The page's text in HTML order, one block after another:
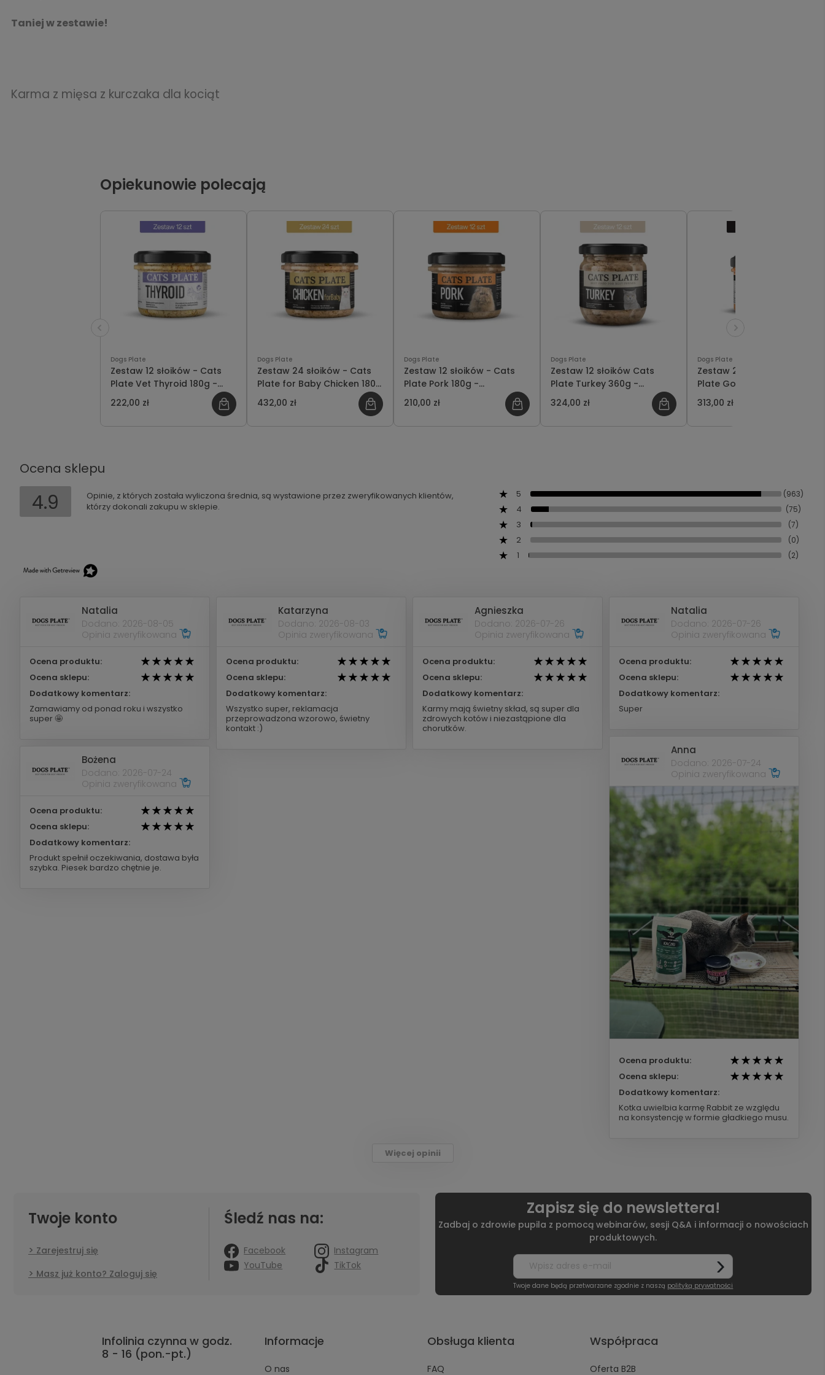
Taniej w zestawie!
Karma z mięsa z kurczaka dla kociąt
Opiekunowie polecają
Dogs Plate
Zestaw 12 słoików - Cats
Plate Vet Thyroid 180g -
oszczędzasz 12 PLN
222,00 zł
Dogs Plate
Zestaw 24 słoików - Cats
Plate for Baby Chicken 180g
- oszczędzasz 48 PLN
432,00 zł
Dogs Plate
Zestaw 12 słoików - Cats
Plate Pork 180g -
oszczędzasz 12 PLN
210,00 zł
Dogs Plate
Zestaw 12 słoików Cats
Plate Turkey 360g -
oszczędzasz 18 PLN
324,00 zł
Dogs Plate
Zestaw 24 słoików - Cats
Plate Goose Mousse 100g -
oszczędzasz 35 PLN
313,00 zł
Ocena sklepu
4.9
Opinie, z których została wyliczona średnia, są wystawione przez zweryfikowanych klientów,
którzy dokonali zakupu w sklepie.
5 (963)
4 (75)
3 (7)
2 (0)
1 (2)
Natalia
Dodano: 2026-08-05
Opinia zweryfikowana
Ocena produktu:
Ocena sklepu:
Dodatkowy komentarz:
Zamawiamy od ponad roku i wszystko
super 🤩
Katarzyna
Dodano: 2026-08-03
Opinia zweryfikowana
Ocena produktu:
Ocena sklepu:
Dodatkowy komentarz:
Wszystko super, reklamacja
przeprowadzona wzorowo, świetny
kontakt :)
Agnieszka
Dodano: 2026-07-26
Opinia zweryfikowana
Ocena produktu:
Ocena sklepu:
Dodatkowy komentarz:
Karmy mają świetny skład, są super dla
zdrowych kotów i niezastąpione dla
chorutków.
Natalia
Dodano: 2026-07-26
Opinia zweryfikowana
Ocena produktu:
Ocena sklepu:
Dodatkowy komentarz:
Super
Anna
Dodano: 2026-07-24
Opinia zweryfikowana
Ocena produktu:
Ocena sklepu:
Dodatkowy komentarz:
Kotka uwielbia karmę Rabbit ze względu
na konsystencję w formie gładkiego musu.
Bożena
Dodano: 2026-07-24
Opinia zweryfikowana
Ocena produktu:
Ocena sklepu:
Dodatkowy komentarz:
Produkt spełnił oczekiwania, dostawa była
szybka. Piesek bardzo chętnie je.
Więcej opinii
Twoje konto
Zarejestruj się
Masz już konto? Zaloguj się
Śledź nas na:
Facebook
Instagram
YouTube
TikTok
Zapisz się do newslettera!
Zadbaj o zdrowie pupila z pomocą webinarów, sesji Q&A i informacji o nowościach
produktowych.
Twoje dane będą przetwarzane zgodnie z naszą polityką prywatności
Infolinia czynna w godz.
8 - 16 (pon.-pt.)
Informacje
O nas
Obsługa klienta
FAQ
Współpraca
Oferta B2B